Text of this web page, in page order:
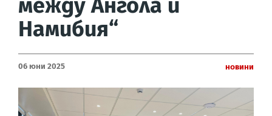
между Ангола и
Намибия“
06 Юни 2025 Новини